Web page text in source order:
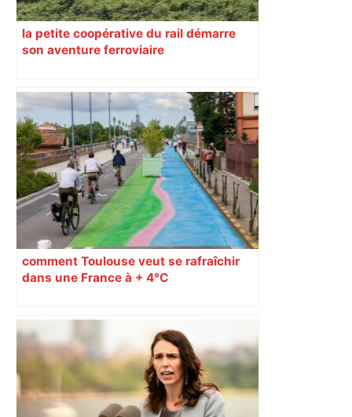
la petite coopérative du rail démarre
son aventure ferroviaire
comment Toulouse veut se rafraîchir
dans une France à + 4°C